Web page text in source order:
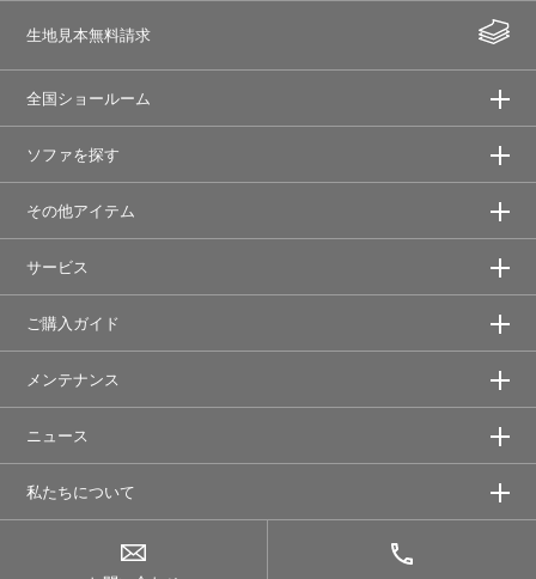
生地見本無料請求
全国ショールーム
ソファを探す
その他アイテム
サービス
ご購入ガイド
メンテナンス
ニュース
私たちについて